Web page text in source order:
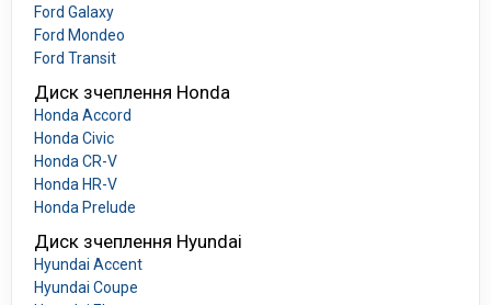
Ford Galaxy
Ford Mondeo
Ford Transit
Диск зчеплення Honda
Honda Accord
Honda Civic
Honda CR-V
Honda HR-V
Honda Prelude
Диск зчеплення Hyundai
Hyundai Accent
Hyundai Coupe